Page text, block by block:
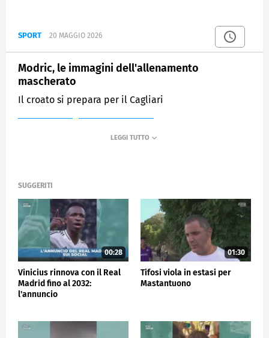
SPORT 20 MAGGIO 2026
Modric, le immagini dell'allenamento
mascherato
Il croato si prepara per il Cagliari
SUGGERITI
00:28
Vinicius rinnova con il Real
Madrid fino al 2032:
l'annuncio
01:30
Tifosi viola in estasi per
Mastantuono